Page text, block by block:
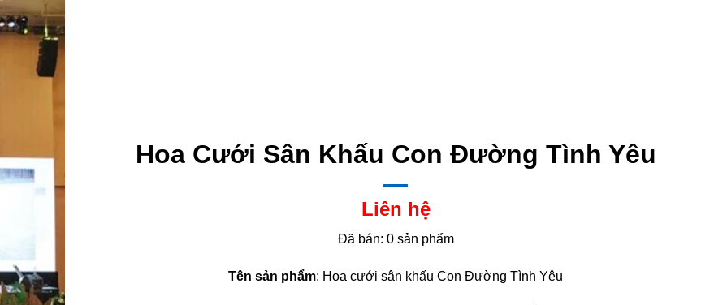
Hoa Cưới Sân Khấu Con Đường Tình Yêu
Liên hệ
Đã bán: 0 sản phẩm
Tên sản phẩm: Hoa cưới sân khấu Con Đường Tình Yêu